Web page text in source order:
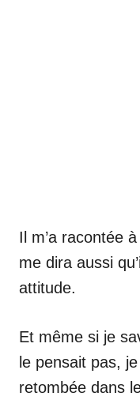
Il m’a racontée
me dira aussi
attitude.
Et même si je
le pensait pas,
retombée dans